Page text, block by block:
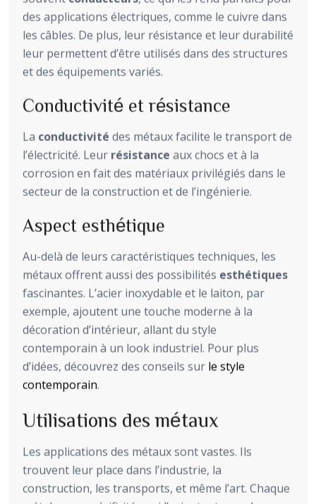
des applications électriques, comme le cuivre dans
les câbles. De plus, leur résistance et leur durabilité
leur permettent d’être utilisés dans des structures
et des équipements variés.
Conductivité et résistance
La conductivité des métaux facilite le transport de
l’électricité. Leur résistance aux chocs et à la
corrosion en fait des matériaux privilégiés dans le
secteur de la construction et de l’ingénierie.
Aspect esthétique
Au-delà de leurs caractéristiques techniques, les
métaux offrent aussi des possibilités esthétiques
fascinantes. L’acier inoxydable et le laiton, par
exemple, ajoutent une touche moderne à la
décoration d’intérieur, allant du style
contemporain à un look industriel. Pour plus
d’idées, découvrez des conseils sur le style
contemporain.
Utilisations des métaux
Les applications des métaux sont vastes. Ils
trouvent leur place dans l’industrie, la
construction, les transports, et même l’art. Chaque